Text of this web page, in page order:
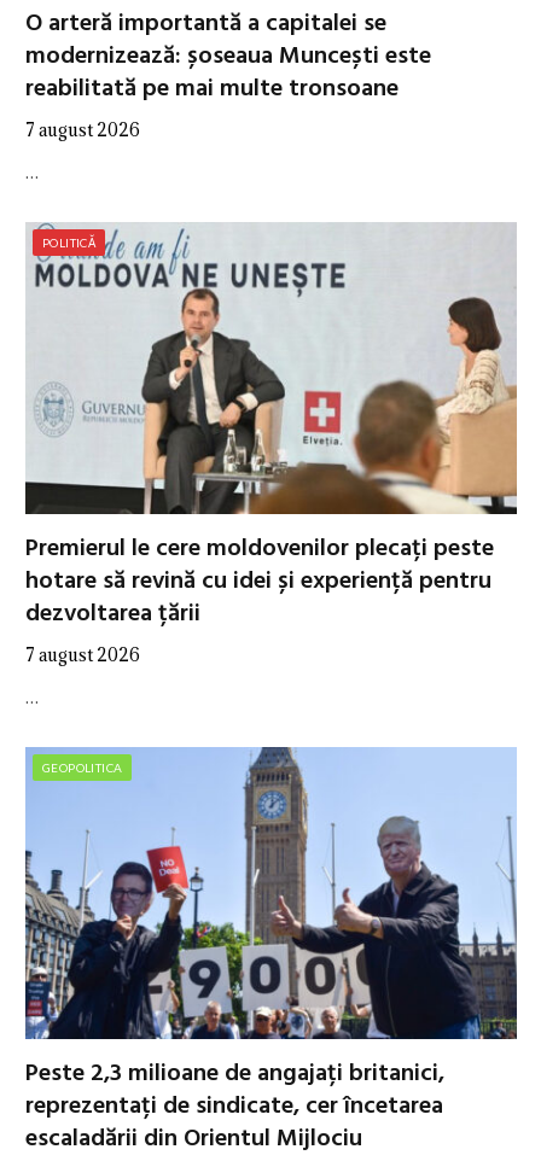
O arteră importantă a capitalei se
modernizează: șoseaua Muncești este
reabilitată pe mai multe tronsoane
7 august 2026
…
POLITICĂ
Premierul le cere moldovenilor plecați peste
hotare să revină cu idei și experiență pentru
dezvoltarea țării
7 august 2026
…
GEOPOLITICA
Peste 2,3 milioane de angajați britanici,
reprezentați de sindicate, cer încetarea
escaladării din Orientul Mijlociu